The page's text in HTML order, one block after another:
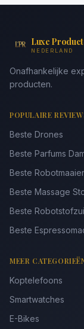
Luxe
NEDERLAND
Onafhankelijke
producten.
POPULAIRE
Beste Drones
Beste Parfums
Beste
Beste Massage
Beste
Beste
MEER
Koptelefoons
Smartwatches
E-Bikes